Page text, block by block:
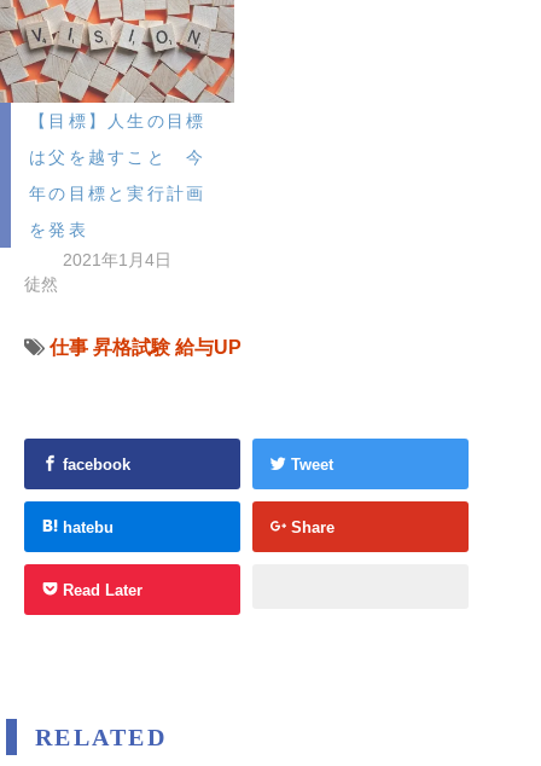
【目標】人生の目標
は父を越すこと 今
年の目標と実行計画
を発表
2021年1月4日
徒然
仕事 昇格試験 給与UP
facebook Tweet
hatebu Share
Read Later
RELATED